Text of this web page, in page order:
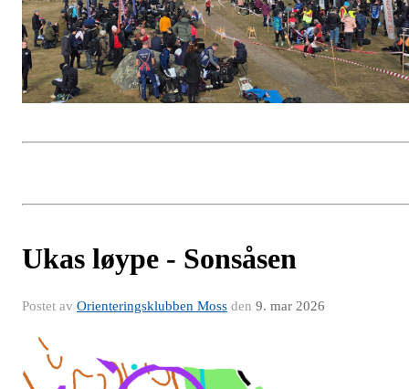
Ukas løype - Sonsåsen
Postet av Orienteringsklubben Moss den 9. mar 2026